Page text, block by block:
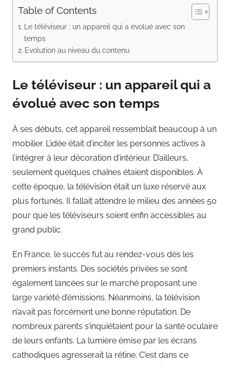
Table of Contents
Le téléviseur : un appareil qui a évolué avec son
temps
Evolution au niveau du contenu
Le téléviseur : un appareil qui a
évolué avec son temps
À ses débuts, cet appareil ressemblait beaucoup à un
mobilier. L’idée était d’inciter les personnes actives à
l’intégrer à leur décoration d’intérieur. D’ailleurs,
seulement quelques chaînes étaient disponibles. À
cette époque, la télévision était un luxe réservé aux
plus fortunés. Il fallait attendre le milieu des années 50
pour que les téléviseurs soient enfin accessibles au
grand public.
En France, le succès fut au rendez-vous dès les
premiers instants. Des sociétés privées se sont
également lancées sur le marché proposant une
large variété d’émissions. Néanmoins, la télévision
n’avait pas forcément une bonne réputation. De
nombreux parents s’inquiétaient pour la santé oculaire
de leurs enfants. La lumière émise par les écrans
cathodiques agresserait la rétine. C’est dans ce